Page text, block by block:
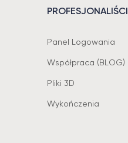
PROFESJONALIŚCI
Panel Logowania
Współpraca (BLOG)
Pliki 3D
Wykończenia